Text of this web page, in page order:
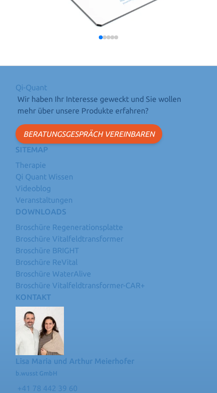
Qi-Quant
Wir haben Ihr Interesse geweckt und Sie wollen
mehr über unsere Produkte erfahren?
BERATUNGSGESPRÄCH VEREINBAREN
SITEMAP
Therapie
Qi Quant Wissen
Videoblog
Veranstaltungen
DOWNLOADS
Broschüre Regenerationsplatte
Broschüre Vitalfeldtransformer
Broschüre BRIGHT
Broschüre ReVital
Broschüre WaterAlive
Broschüre Vitalfeldtransformer-CAR+
KONTAKT
Lisa Maria und Arthur Meierhofer
b.wusst GmbH
+41 78 442 39 60